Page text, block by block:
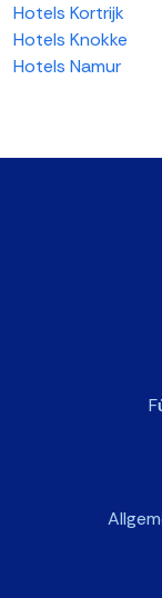
Hotels Kortrijk
Hotels Knokke
Hotels Namur